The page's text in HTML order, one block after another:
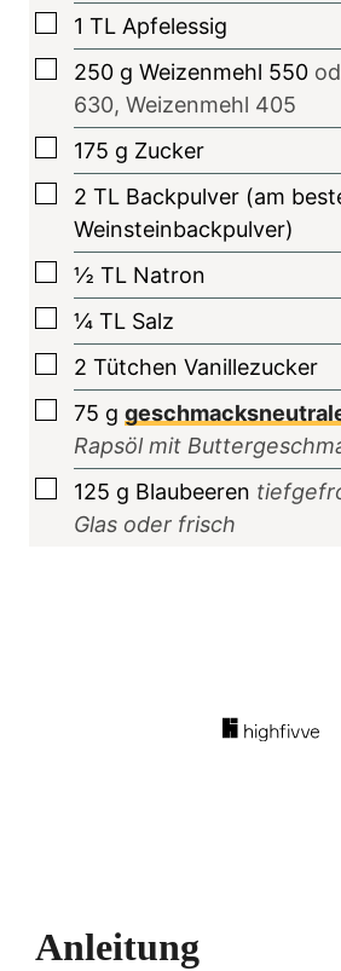
▢
1 TL Apfelessig
▢
250 g Weizenmehl 550
630, Weizenmehl 405
▢
175 g Zucker
▢
2 TL Backpulver (am
Weinsteinbackpulver)
▢
½ TL Natron
▢
¼ TL Salz
▢
2 Tütchen Vanillezucker
▢
75 g
Rapsöl mit
▢
125 g Blaubeeren
Glas oder frisch
Anleitung